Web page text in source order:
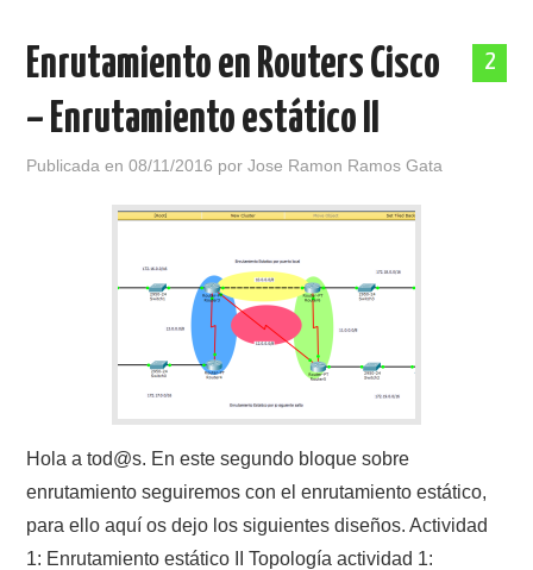
2
Enrutamiento en Routers Cisco
– Enrutamiento estático II
Publicada en08/11/2016 porJose Ramon Ramos Gata
Hola a tod@s. En este segundo bloque sobre
enrutamiento seguiremos con el enrutamiento estático,
para ello aquí os dejo los siguientes diseños. Actividad
1: Enrutamiento estático II Topología actividad 1: